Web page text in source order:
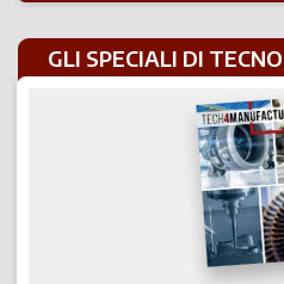
GLI SPECIALI DI